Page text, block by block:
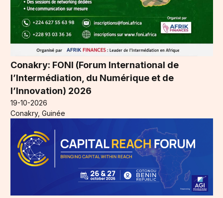
Conakry: FONI (Forum International de
l’Intermédiation, du Numérique et de
l’Innovation) 2026
19-10-2026
Conakry, Guinée